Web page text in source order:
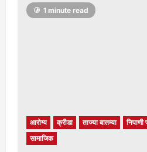
1 minute read
आरोग्य क्रीडा ताज्या बातम्या निपाणी
सामाजिक